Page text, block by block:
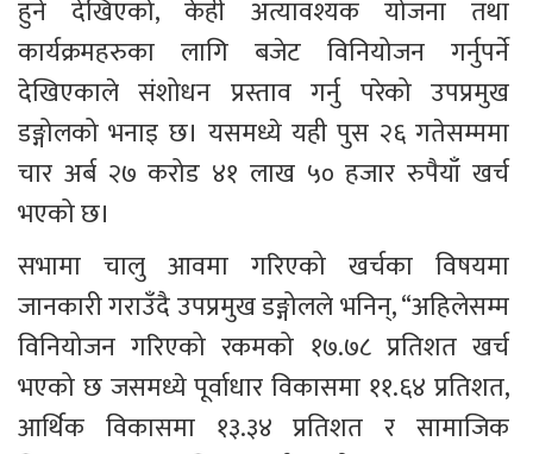
हुने देखिएको, केही अत्यावश्यक योजना तथा
कार्यक्रमहरुका लागि बजेट विनियोजन गर्नुपर्ने
देखिएकाले संशोधन प्रस्ताव गर्नु परेको उपप्रमुख
डङ्गोलको भनाइ छ। यसमध्ये यही पुस २६ गतेसम्ममा
चार अर्ब २७ करोड ४१ लाख ५० हजार रुपैयाँ खर्च
भएको छ।
सभामा चालु आवमा गरिएको खर्चका विषयमा
जानकारी गराउँदै उपप्रमुख डङ्गोलले भनिन्, “अहिलेसम्म
विनियोजन गरिएको रकमको १७.७८ प्रतिशत खर्च
भएको छ जसमध्ये पूर्वाधार विकासमा ११.६४ प्रतिशत,
आर्थिक विकासमा १३.३४ प्रतिशत र सामाजिक